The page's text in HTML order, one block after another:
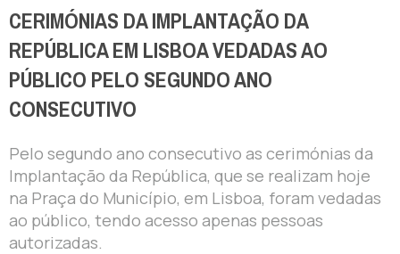
CERIMÓNIAS DA IMPLANTAÇÃO DA
REPÚBLICA EM LISBOA VEDADAS AO
PÚBLICO PELO SEGUNDO ANO
CONSECUTIVO
Pelo segundo ano consecutivo as cerimónias da
Implantação da República, que se realizam hoje
na Praça do Município, em Lisboa, foram vedadas
ao público, tendo acesso apenas pessoas
autorizadas.